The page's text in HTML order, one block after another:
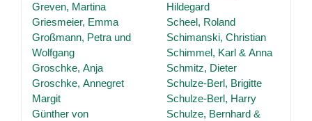
Greven, Martina
Griesmeier, Emma
Großmann, Petra und
Wolfgang
Groschke, Anja
Groschke, Annegret
Margit
Günther von
Hildegard
Scheel, Roland
Schimanski, Christian
Schimmel, Karl & Anna
Schmitz, Dieter
Schulze-Berl, Brigitte
Schulze-Berl, Harry
Schulze, Bernhard &